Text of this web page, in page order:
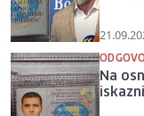
Na